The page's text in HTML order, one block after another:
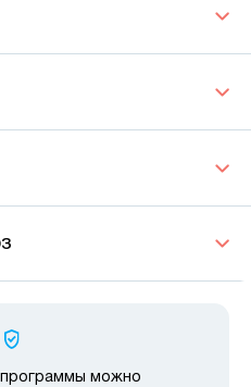
программы можно